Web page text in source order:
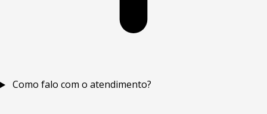
Como falo com o atendimento?